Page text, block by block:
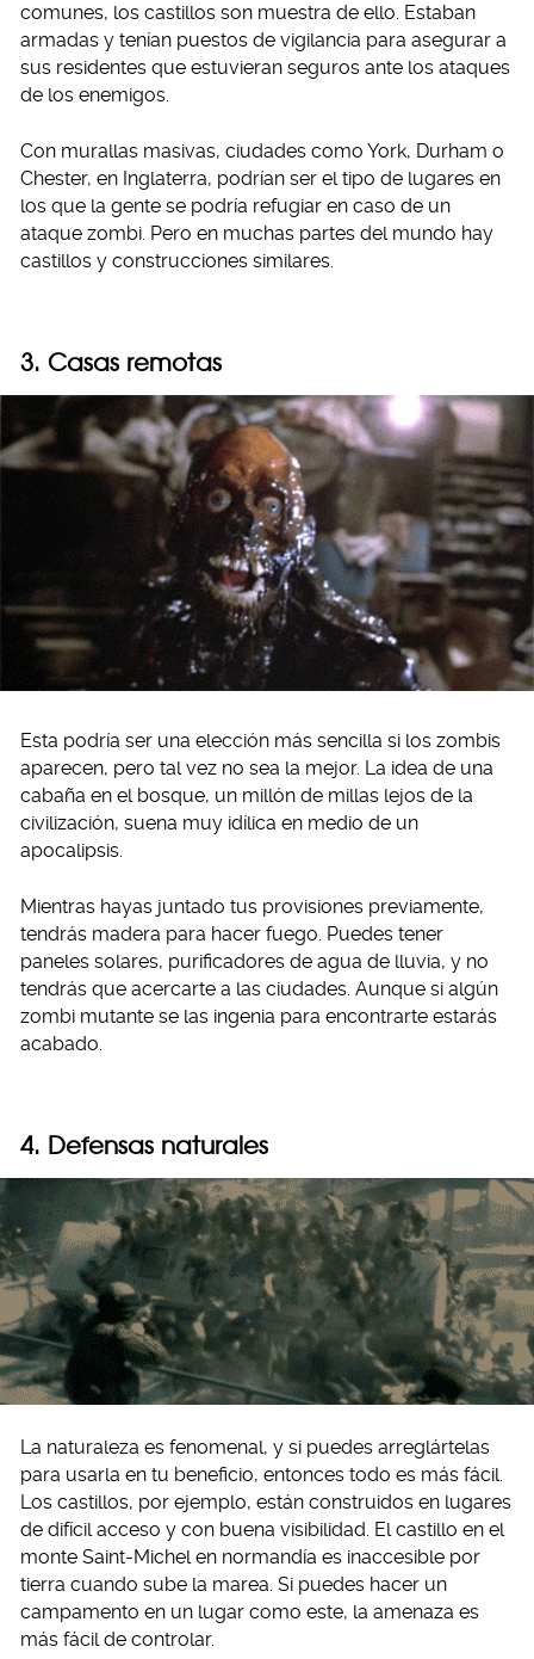
comunes, los castillos son muestra de ello. Estaban
armadas y tenían puestos de vigilancia para asegurar a
sus residentes que estuvieran seguros ante los ataques
de los enemigos.
Con murallas masivas, ciudades como York, Durham o
Chester, en Inglaterra, podrían ser el tipo de lugares en
los que la gente se podría refugiar en caso de un
ataque zombi. Pero en muchas partes del mundo hay
castillos y construcciones similares.
3. Casas remotas
Esta podría ser una elección más sencilla si los zombis
aparecen, pero tal vez no sea la mejor. La idea de una
cabaña en el bosque, un millón de millas lejos de la
civilización, suena muy idílica en medio de un
apocalipsis.
Mientras hayas juntado tus provisiones previamente,
tendrás madera para hacer fuego. Puedes tener
paneles solares, purificadores de agua de lluvia, y no
tendrás que acercarte a las ciudades. Aunque si algún
zombi mutante se las ingenia para encontrarte estarás
acabado.
4. Defensas naturales
La naturaleza es fenomenal, y si puedes arreglártelas
para usarla en tu beneficio, entonces todo es más fácil.
Los castillos, por ejemplo, están construidos en lugares
de difícil acceso y con buena visibilidad. El castillo en el
monte Saint-Michel en normandía es inaccesible por
tierra cuando sube la marea. Si puedes hacer un
campamento en un lugar como este, la amenaza es
más fácil de controlar.